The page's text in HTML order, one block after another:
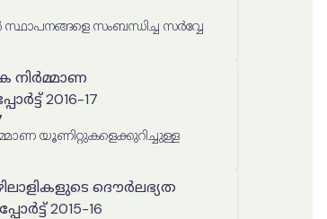
സംബന്ധിച്ച സര്‍വ്വേ
നിർമ്മാണ
2016-17
ദൌര്‍ലഭ്യത
2015-16